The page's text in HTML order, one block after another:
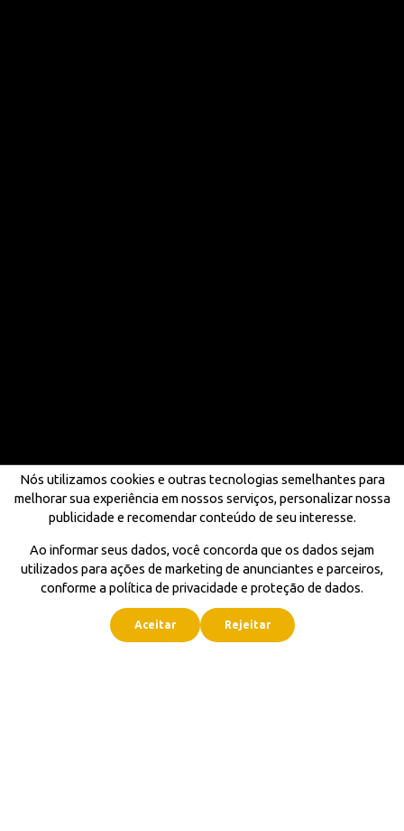
Nós utilizamos cookies e outras tecnologias semelhantes para
melhorar sua experiência em nossos serviços, personalizar nossa
publicidade e recomendar conteúdo de seu interesse.
Ao informar seus dados, você concorda que os dados sejam
utilizados para ações de marketing de anunciantes e parceiros,
conforme a política de privacidade e proteção de dados.
Aceitar Rejeitar